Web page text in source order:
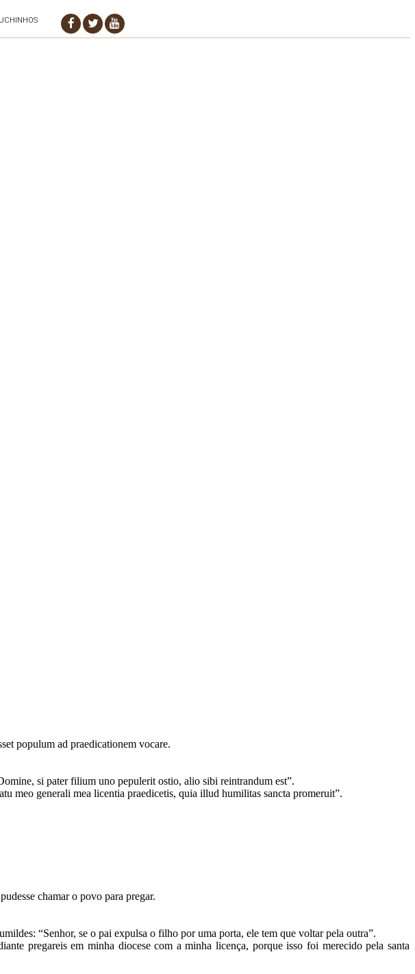
populum ad praedicationem vocare.
si pater filium uno pepulerit ostio, alio sibi reintrandum est”.
meo generali mea licentia praedicetis, quia illud humilitas sancta promeruit”.
chamar o povo para pregar.
“Senhor, se o pai expulsa o filho por uma porta, ele tem que voltar pela outra”.
pregareis em minha diocese com a minha licença, porque isso foi merecido pela santa